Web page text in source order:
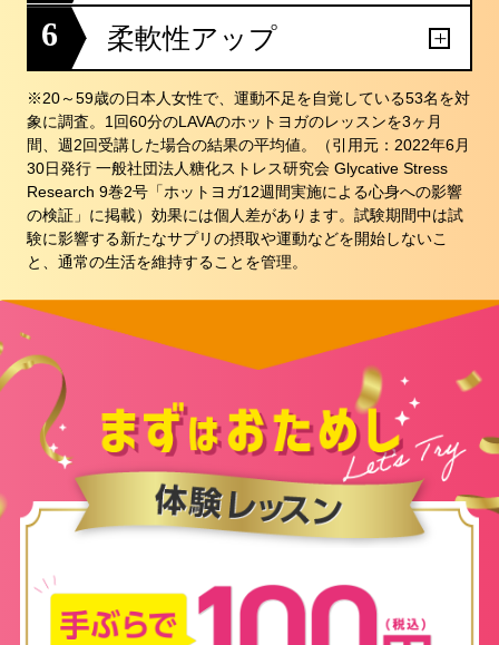
6 柔軟性アップ
※20～59歳の日本人女性で、運動不足を自覚している53名を対
象に調査。1回60分のLAVAのホットヨガのレッスンを3ヶ月
間、週2回受講した場合の結果の平均値。（引用元：2022年6月
30日発行 一般社団法人糖化ストレス研究会 Glycative Stress
Research 9巻2号「ホットヨガ12週間実施による心身への影響
の検証」に掲載）効果には個人差があります。試験期間中は試
験に影響する新たなサプリの摂取や運動などを開始しないこ
と、通常の生活を維持することを管理。